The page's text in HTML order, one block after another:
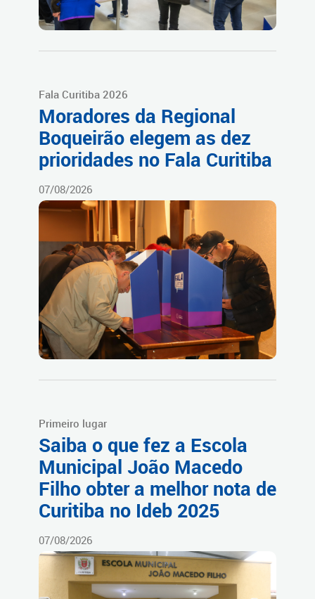
Fala Curitiba 2026
Moradores da Regional
Boqueirão elegem as dez
prioridades no Fala Curitiba
07/08/2026
Primeiro lugar
Saiba o que fez a Escola
Municipal João Macedo
Filho obter a melhor nota de
Curitiba no Ideb 2025
07/08/2026